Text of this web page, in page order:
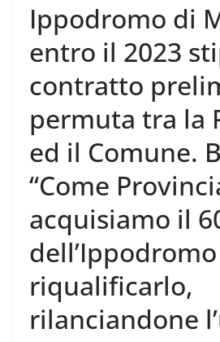
Ippodromo di
entro il 2023
contratto
permuta tra la
ed il Comune.
“Come
acquisiamo il
riqualificarlo,
rilanciandone